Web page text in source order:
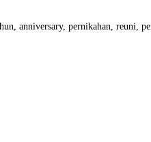
anniversary, pernikahan, reuni,